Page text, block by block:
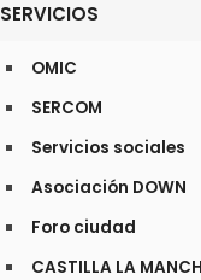
SERVICIOS
OMIC
SERCOM
Servicios sociales
Asociación DOWN
Foro ciudad
CASTILLA LA